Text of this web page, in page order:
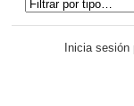
Inicia